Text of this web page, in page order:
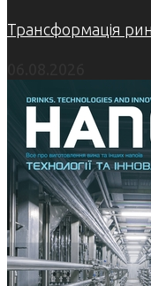
Трансформація